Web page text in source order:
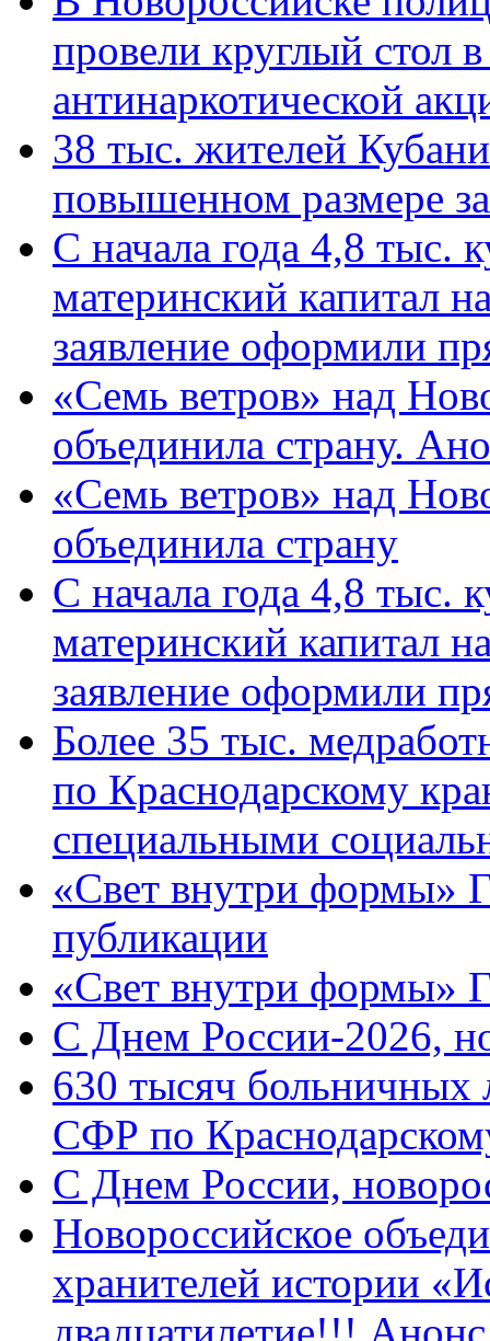
провели круглый стол
антинаркотической
38 тыс. жителей
повышенном размере
С начала года 4,8 тыс.
материнский капитал
заявление оформили
«Семь ветров» над
объединила страну.
«Семь ветров» над
объединила страну
С начала года 4,8 тыс.
материнский капитал
заявление оформили
Более 35 тыс.
по Краснодарскому
специальными
«Свет внутри формы»
публикации
«Свет внутри формы»
C Днем России-2026,
630 тысяч больничных
СФР по
C Днем России,
Новороссийское
хранителей истории